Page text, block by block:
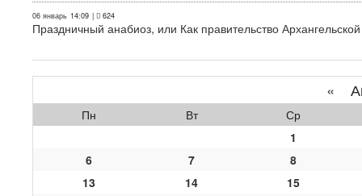
06 январь 14:09 | 624
Праздничный анабиоз, или Как правительство
«
Пн Вт
Ср
1
6
7
8
13
14
15